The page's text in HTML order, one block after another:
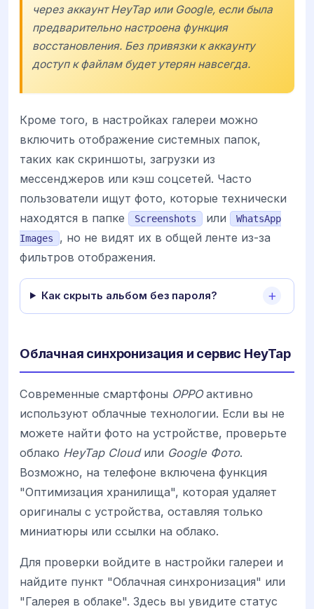
через аккаунтHeyTap или Google, если была
предварительно настроена функция
восстановления. Без привязки к аккаунту
доступ к файлам будет утерян навсегда.
Кроме того, в настройках галереи можно
включить отображение системных папок,
таких как скриншоты, загрузки из
мессенджеров или кэш соцсетей. Часто
пользователи ищут фото, которые технически
находятся в папке
Screenshots или
WhatsApp
Images
, но не видят их в общей ленте из-за
фильтров отображения.
Как скрыть альбом без пароля?
Облачная синхронизация и сервис HeyTap
Современные смартфоны OPPOактивно
используют облачные технологии. Если вы не
можете найти фото на устройстве, проверьте
облако HeyTap Cloudили Google Фото.
Возможно, на телефоне включена функция
"Оптимизация хранилища", которая удаляет
оригиналы с устройства, оставляя только
миниатюры или ссылки на облако.
Для проверки войдите в настройки галереи и
найдите пункт "Облачная синхронизация" или
"Галерея в облаке". Здесь вы увидите статус